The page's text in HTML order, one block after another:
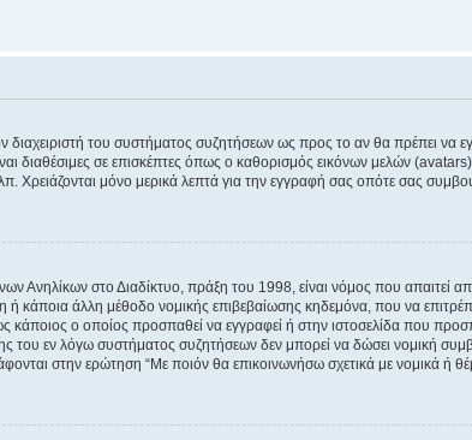
διαχειριστή του συστήματος συζητήσεων ως προς το αν θα πρέπει
διαθέσιμες σε επισκέπτες όπως ο καθορισμός εικόνων μελών
Χρειάζονται μόνο μερικά λεπτά για την εγγραφή σας οπότε σας
Ανηλίκων στο Διαδίκτυο, πράξη του 1998, είναι νόμος που απαιτεί
ή κάποια άλλη μέθοδο νομικής επιβεβαίωσης κηδεμόνα, που να
κάποιος ο οποίος προσπαθεί να εγγραφεί ή στην ιστοσελίδα που
του εν λόγω συστήματος συζητήσεων δεν μπορεί να δώσει νομική
στην ερώτηση “Με ποιόν θα επικοινωνήσω σχετικά με νομικά